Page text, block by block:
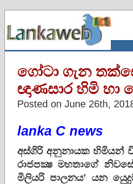
ගෝටා ගැන
ඥාණසාර හිමි
Posted on June 26th,
lanka C news
අස්ගිරි අනුනායක හිමියන්
රාජපක්‍ෂ මහතාගේ
මිලියරි පාලනය’ යන